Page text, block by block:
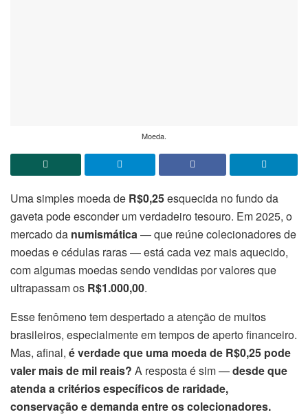
Moeda.
Uma simples moeda de R$0,25esquecida no fundo da
gaveta pode esconder um verdadeiro tesouro. Em 2025, o
mercado da numismática— que reúne colecionadores de
moedas e cédulas raras — está cada vez mais aquecido,
com algumas moedas sendo vendidas por valores que
ultrapassam os R$1.000,00.
Esse fenômeno tem despertado a atenção de muitos
brasileiros, especialmente em tempos de aperto financeiro.
Mas, afinal, é verdade que uma moeda de R$0,25 pode
valer mais de mil reais? A resposta é sim —desde que
atenda a critérios específicos de raridade,
conservação e demanda entre os colecionadores.